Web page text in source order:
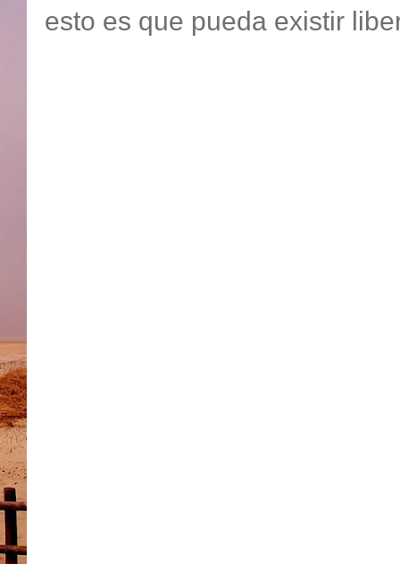
esto es que pueda existir